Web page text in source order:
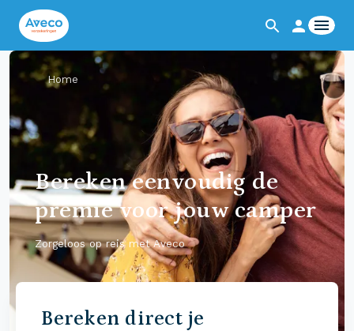
Home
Bereken eenvoudig de
premie voor jouw camper
Zorgeloos op reis met Aveco
Bereken direct je